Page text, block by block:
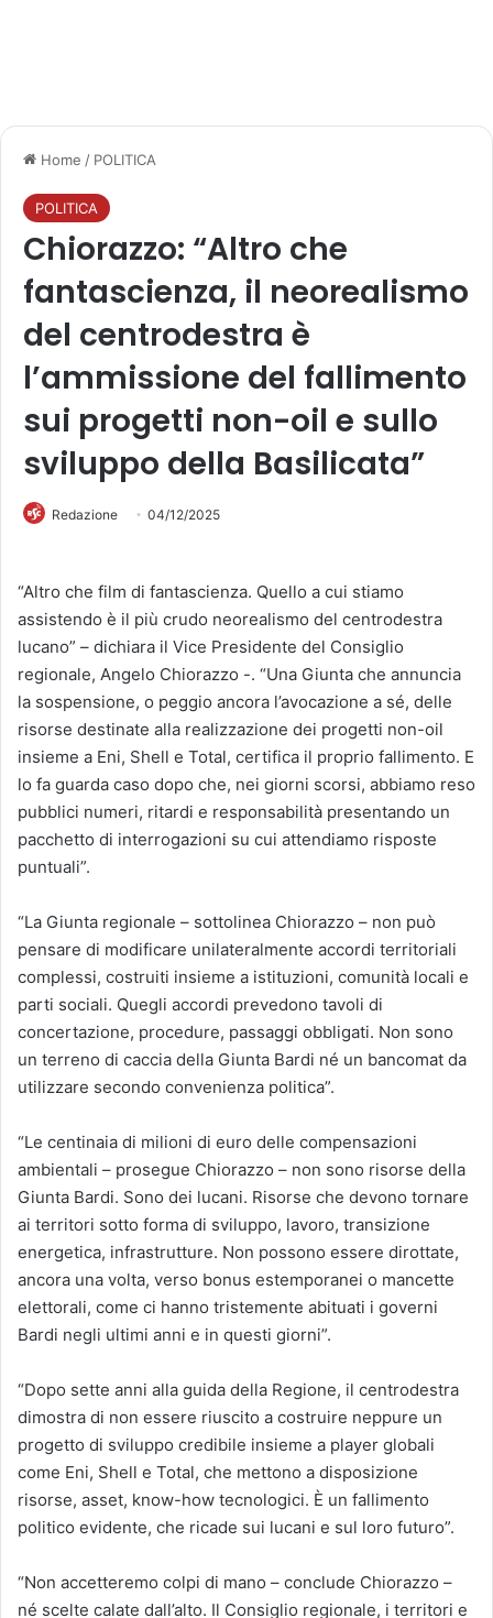
Home / POLITICA
POLITICA
Chiorazzo: “Altro che
fantascienza, il neorealismo
del centrodestra è
l’ammissione del fallimento
sui progetti non-oil e sullo
sviluppo della Basilicata”
Redazione 04/12/2025
“Altro che film di fantascienza. Quello a cui stiamo
assistendo è il più crudo neorealismo del centrodestra
lucano” – dichiara il Vice Presidente del Consiglio
regionale, Angelo Chiorazzo -. “Una Giunta che annuncia
la sospensione, o peggio ancora l’avocazione a sé, delle
risorse destinate alla realizzazione dei progetti non-oil
insieme a Eni, Shell e Total, certifica il proprio fallimento. E
lo fa guarda caso dopo che, nei giorni scorsi, abbiamo reso
pubblici numeri, ritardi e responsabilità presentando un
pacchetto di interrogazioni su cui attendiamo risposte
puntuali”.
“La Giunta regionale – sottolinea Chiorazzo – non può
pensare di modificare unilateralmente accordi territoriali
complessi, costruiti insieme a istituzioni, comunità locali e
parti sociali. Quegli accordi prevedono tavoli di
concertazione, procedure, passaggi obbligati. Non sono
un terreno di caccia della Giunta Bardi né un bancomat da
utilizzare secondo convenienza politica”.
“Le centinaia di milioni di euro delle compensazioni
ambientali – prosegue Chiorazzo – non sono risorse della
Giunta Bardi. Sono dei lucani. Risorse che devono tornare
ai territori sotto forma di sviluppo, lavoro, transizione
energetica, infrastrutture. Non possono essere dirottate,
ancora una volta, verso bonus estemporanei o mancette
elettorali, come ci hanno tristemente abituati i governi
Bardi negli ultimi anni e in questi giorni”.
“Dopo sette anni alla guida della Regione, il centrodestra
dimostra di non essere riuscito a costruire neppure un
progetto di sviluppo credibile insieme a player globali
come Eni, Shell e Total, che mettono a disposizione
risorse, asset, know-how tecnologici. È un fallimento
politico evidente, che ricade sui lucani e sul loro futuro”.
“Non accetteremo colpi di mano – conclude Chiorazzo –
né scelte calate dall’alto. Il Consiglio regionale, i territori e